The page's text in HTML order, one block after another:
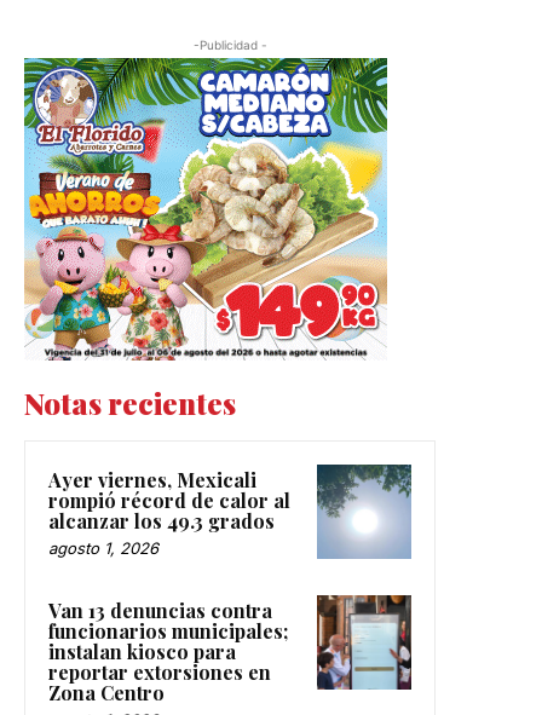
-Publicidad -
Notas recientes
Ayer viernes, Mexicali
rompió récord de calor al
alcanzar los 49.3 grados
agosto 1, 2026
Van 13 denuncias contra
funcionarios municipales;
instalan kiosco para
reportar extorsiones en
Zona Centro